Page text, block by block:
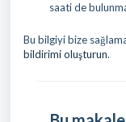
saati de
Bu bilgiyi bize
bildirimi oluşturun.